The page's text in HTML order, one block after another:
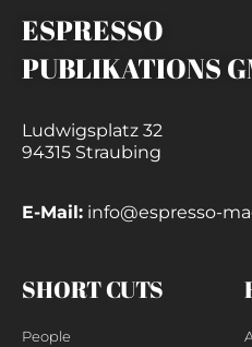
ESPRESSO
PUBLIKATIONS
Ludwigsplatz 32
94315 Straubing
E-Mail: info@espresso-
SHORT CUTS
People